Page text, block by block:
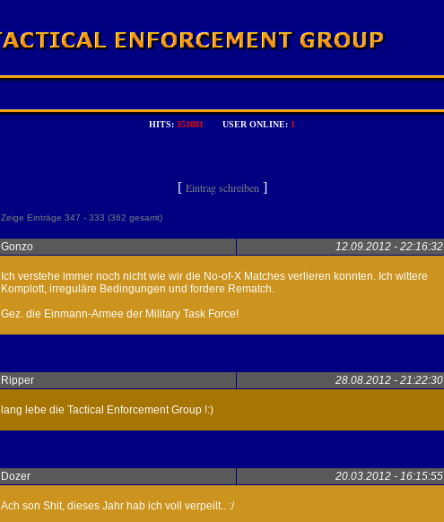
HITS: 351081 USER ONLINE: 1
[ Eintrag schreiben ]
Zeige Einträge 347 - 333 (362 gesamt)
Gonzo 12.09.2012 - 22:16:32
Ich verstehe immer noch nicht wie wir die No-of-X Matches verlieren konnten. Ich wittere
Komplott, irreguläre Bedingungen und fordere Rematch.
Gez. die Einmann-Armee der Military Task Force!
Ripper 28.08.2012 - 21:22:30
lang lebe die Tactical Enforcement Group !:)
Dozer 20.03.2012 - 16:15:55
Ach son Shit, dieses Jahr hab ich voll verpeilt.. :/